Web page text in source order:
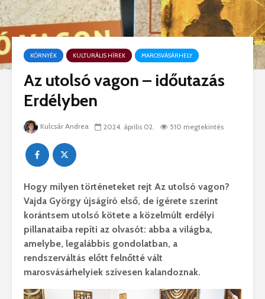
KÖRNYÉK KULTURÁLIS HÍREK MAROSVÁSÁRHELY
Az utolsó vagon – időutazás
Erdélyben
Kulcsár Andrea 2024. április 02. 510 megtekintés
Hogy milyen történeteket rejt Az utolsó vagon?
Vajda György újságíró első, de ígérete szerint
korántsem utolsó kötete a közelmúlt erdélyi
pillanataiba repíti az olvasót: abba a világba,
amelybe, legalábbis gondolatban, a
rendszerváltás előtt felnőtté vált
marosvásárhelyiek szívesen kalandoznak.